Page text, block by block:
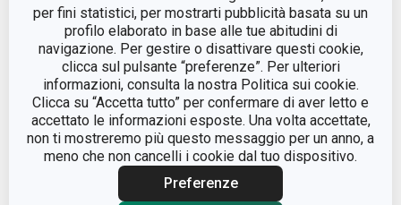
per fini statistici, per mostrarti pubblicità basata su un
profilo elaborato in base alle tue abitudini di
navigazione. Per gestire o disattivare questi cookie,
clicca sul pulsante “preferenze”. Per ulteriori
informazioni, consulta la nostra Politica sui cookie.
Clicca su “Accetta tutto” per confermare di aver letto e
accettato le informazioni esposte. Una volta accettate,
non ti mostreremo più questo messaggio per un anno, a
meno che non cancelli i cookie dal tuo dispositivo.
Preferenze
LINEA DI PRODOTTO GIORGIO
MATERIALE
vetro
cristallino
TIPO calice